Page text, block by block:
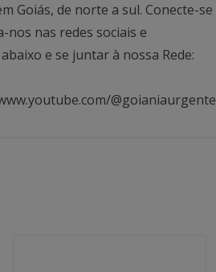
Goiás, de norte a sul. Conecte-se
nos nas redes sociais e
e se juntar à nossa Rede:
@goianiaurgente